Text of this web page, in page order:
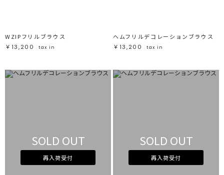
WZIPフリルブラウス
￥13,200
tax in
ヘムフリルデコレーションブラウス
￥13,200
tax in
SOLD OUT
再入荷受付
SOLD OUT
再入荷受付